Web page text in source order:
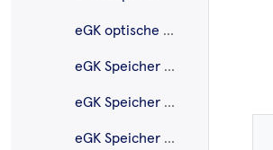
eGK optische Gestalt.
eGK Speicher AMTS
eGK Speicher NFDM
eGK Speicher VSDM